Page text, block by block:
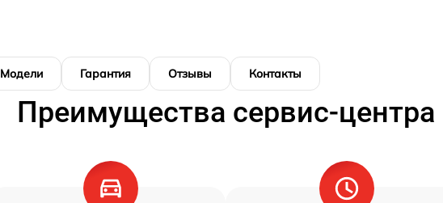
Модели Гарантия Отзывы Контакты
Преимущества сервис-центра